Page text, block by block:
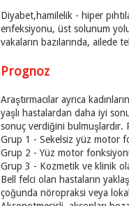
Diyabet,hamilelik - hiper
enfeksiyonu, üst solunum
vakaların bazılarında, ailede
Prognoz
Araştırmacılar ayrıca
yaşlı hastalardan daha iyi
sonuç verdiğini bulmuşlardır.
Grup 1 - Sekelsiz yüz motor
Grup 2 - Yüz motor
Grup 3 - Kozmetik ve klinik
Bell felci olan hastaların
çoğunda nöropraksi veya